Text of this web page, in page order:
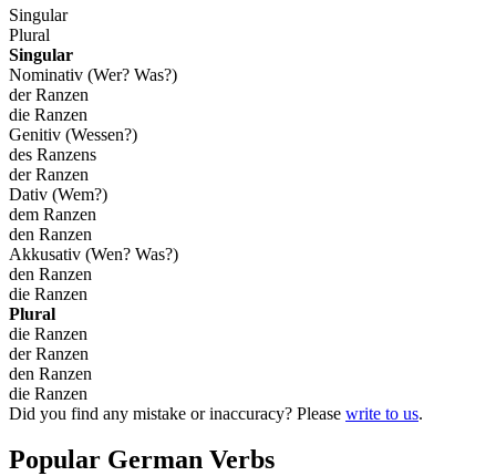
Singular
Plural
Singular
Nominativ (Wer? Was?)
der Ranzen
die Ranzen
Genitiv (Wessen?)
des Ranzens
der Ranzen
Dativ (Wem?)
dem Ranzen
den Ranzen
Akkusativ (Wen? Was?)
den Ranzen
die Ranzen
Plural
die Ranzen
der Ranzen
den Ranzen
die Ranzen
Did you find any mistake or inaccuracy? Please write to us.
Popular German Verbs